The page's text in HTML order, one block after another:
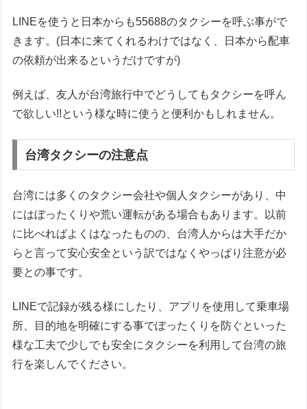
LINEを使うと日本からも55688のタクシーを呼ぶ事がで
きます。(日本に来てくれるわけではなく、日本から配車
の依頼が出来るというだけですが)
例えば、友人が台湾旅行中でどうしてもタクシーを呼ん
で欲しい!!という様な時に使うと便利かもしれません。
台湾タクシーの注意点
台湾には多くのタクシー会社や個人タクシーがあり、中
にはぼったくりや荒い運転がある場合もあります。以前
に比べればよくはなったものの、台湾人からは大手だか
らと言って安心安全という訳ではなくやっぱり注意が必
要との事です。
LINEで記録が残る様にしたり、アプリを使用して乗車場
所、目的地を明確にする事でぼったくりを防ぐといった
様な工夫で少しでも安全にタクシーを利用して台湾の旅
行を楽しんでください。